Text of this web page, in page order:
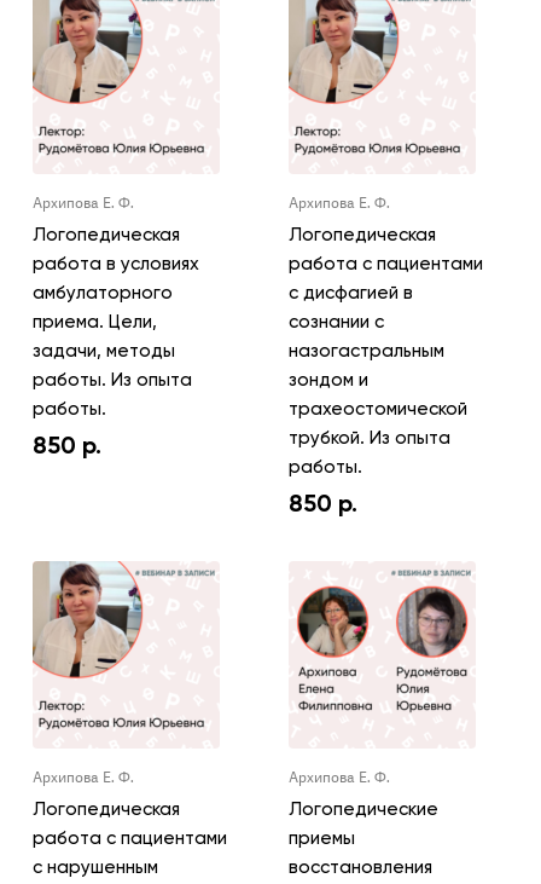
Архипова Е. Ф.
Логопедическая
работа в условиях
амбулаторного
приема. Цели,
задачи, методы
работы. Из опыта
работы.
850 р.
Архипова Е. Ф.
Логопедическая
работа с пациентами
с дисфагией в
сознании с
назогастральным
зондом и
трахеостомической
трубкой. Из опыта
работы.
850 р.
Архипова Е. Ф.
Логопедическая
работа с пациентами
с нарушенным
Архипова Е. Ф.
Логопедические
приемы
восстановления